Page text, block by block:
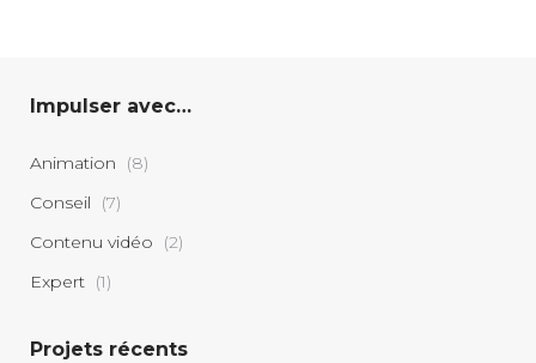
Impulser avec…
Animation
(8)
Conseil
(7)
Contenu vidéo
(2)
Expert (1)
Projets récents